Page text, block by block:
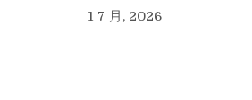
1 7 月, 2026